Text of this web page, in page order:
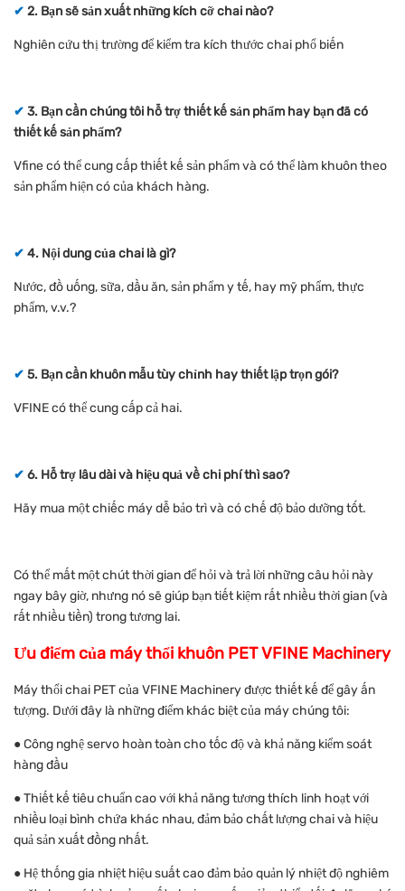
✔ 2. Bạn sẽ sản xuất những kích cỡ chai nào?
Nghiên cứu thị trường để kiểm tra kích thước chai phổ biến
✔ 3. Bạn cần chúng tôi hỗ trợ thiết kế sản phẩm hay bạn đã có
thiết kế sản phẩm?
Vfine có thể cung cấp thiết kế sản phẩm và có thể làm khuôn theo
sản phẩm hiện có của khách hàng.
✔ 4. Nội dung của chai là gì?
Nước, đồ uống, sữa, dầu ăn, sản phẩm y tế, hay mỹ phẩm, thực
phẩm, v.v.?
✔ 5. Bạn cần khuôn mẫu tùy chỉnh hay thiết lập trọn gói?
VFINE có thể cung cấp cả hai.
✔ 6. Hỗ trợ lâu dài và hiệu quả về chi phí thì sao?
Hãy mua một chiếc máy dễ bảo trì và có chế độ bảo dưỡng tốt.
Có thể mất một chút thời gian để hỏi và trả lời những câu hỏi này
ngay bây giờ, nhưng nó sẽ giúp bạn tiết kiệm rất nhiều thời gian (và
rất nhiều tiền) trong tương lai.
Ưu điểm của máy thổi khuôn PET VFINE Machinery
Máy thổi chai PET của VFINE Machinery được thiết kế để gây ấn
tượng. Dưới đây là những điểm khác biệt của máy chúng tôi:
● Công nghệ servo hoàn toàn cho tốc độ và khả năng kiểm soát
hàng đầu
● Thiết kế tiêu chuẩn cao với khả năng tương thích linh hoạt với
nhiều loại bình chứa khác nhau, đảm bảo chất lượng chai và hiệu
quả sản xuất đồng nhất.
● Hệ thống gia nhiệt hiệu suất cao đảm bảo quản lý nhiệt độ nghiêm